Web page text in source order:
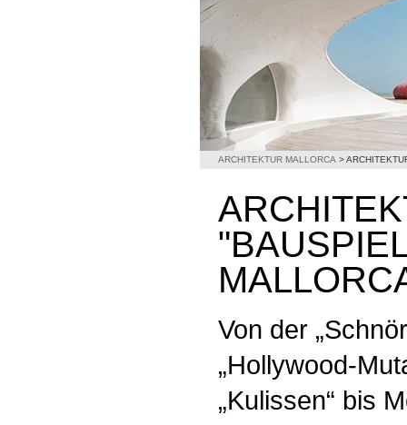
ARCHITEKTUR MALLORCA >
Von der
„Hollywood-
„Kulissen“ bis